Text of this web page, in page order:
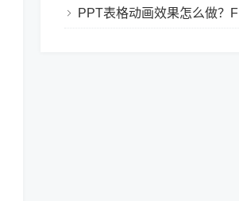
PPT表格动画效果怎么做？Focusky让你的演示更独特！